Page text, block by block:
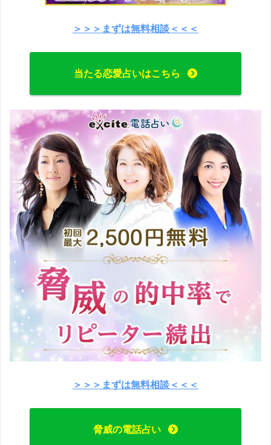
＞＞＞まずは無料相談＜＜＜
当たる恋愛占いはこちら
＞＞＞まずは無料相談＜＜＜
脅威の電話占い